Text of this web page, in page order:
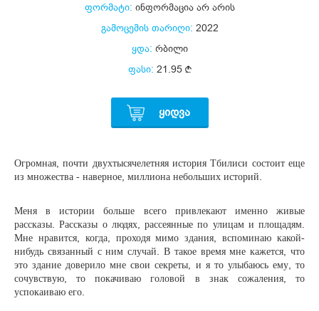
ფორმატი: ინფორმაცია არ არის
გამოცემის თარიღი: 2022
ყდა: რბილი
ფასი: 21.95
ᲧᲘᲓᲕᲐ
Огромная, почти двухтысячелетняя история Тбилиси состоит еще
из множества - наверное, миллиона небольших историй.
Меня в истории больше всего привлекают именно живые
рассказы. Рассказы о людях, рассеянные по улицам и площадям.
Мне нравится, когда, проходя мимо здания, вспоминаю какой-
нибудь связанный с ним случай. В такое время мне кажется, что
это здание доверило мне свои секреты, и я то улыбаюсь ему, то
сочувствую, то покачиваю головой в знак сожаления, то
успокаиваю его.